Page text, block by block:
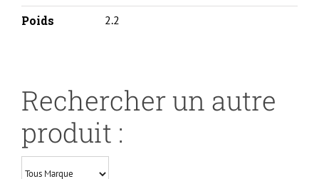
Poids 2.2
Rechercher un autre
produit :